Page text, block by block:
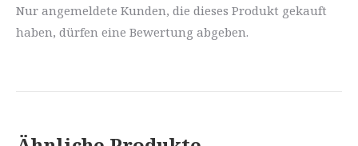
Nur angemeldete Kunden, die dieses Produkt gekauft
haben, dürfen eine Bewertung abgeben.